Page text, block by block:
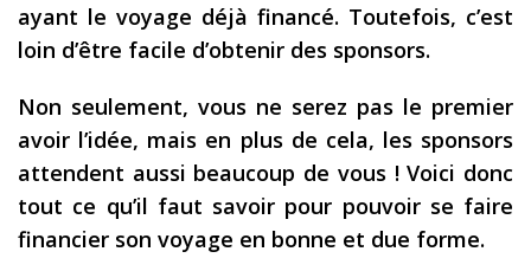
Podcast
Préparer son voyage
Destinations
LA LETTRE
Outils pour voyageur
Sites utiles
ayant le voyage déjà financé. Toutefois, c’est
loin d’être facile d’obtenir des sponsors.
Non seulement, vous ne serez pas le premier
avoir l’idée, mais en plus de cela, les sponsors
attendent aussi beaucoup de vous ! Voici donc
tout ce qu’il faut savoir pour pouvoir se faire
financier son voyage en bonne et due forme.